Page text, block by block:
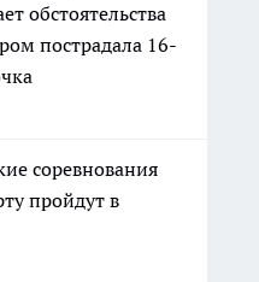
обстоятельства
пострадала 16-
соревнования
пройдут в